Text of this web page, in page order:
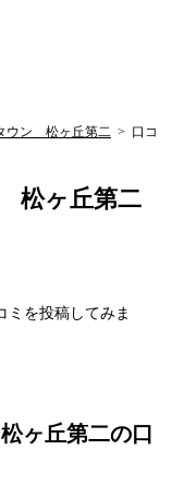
ウン 松ヶ丘第二 > 口コ
松ヶ丘第二
ミを投稿してみま
ヶ丘第二の口